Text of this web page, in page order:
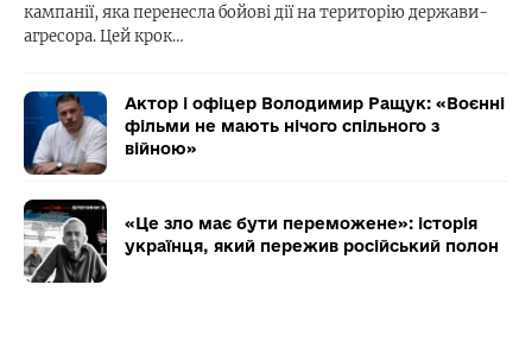
кампанії, яка перенесла бойові дії на територію держави-
агресора. Цей крок…
Актор і офіцер Володимир Ращук: «Воєнні
фільми не мають нічого спільного з
війною»
«Це зло має бути переможене»: історія
українця, який пережив російський полон